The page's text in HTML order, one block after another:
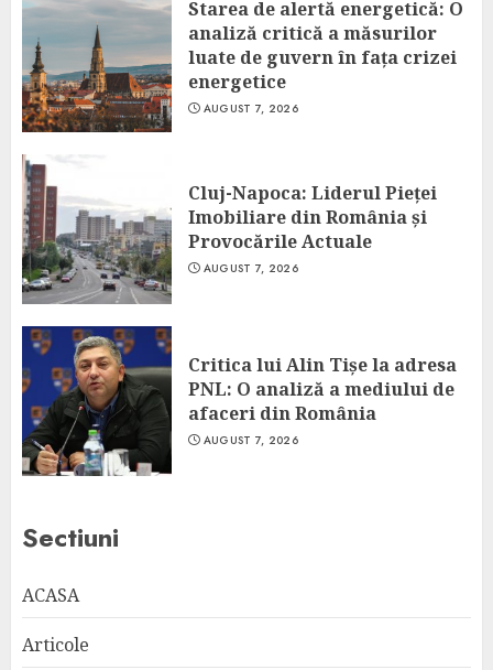
Starea de alertă energetică: O
analiză critică a măsurilor
luate de guvern în fața crizei
energetice
AUGUST 7, 2026
Cluj-Napoca: Liderul Pieței
Imobiliare din România și
Provocările Actuale
AUGUST 7, 2026
Critica lui Alin Tișe la adresa
PNL: O analiză a mediului de
afaceri din România
AUGUST 7, 2026
Sectiuni
ACASA
Articole